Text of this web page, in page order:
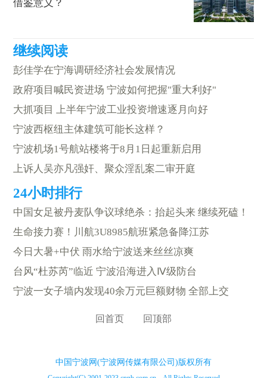
借鉴意义？
彭佳学在宁海调研经济社会发展情况
政府项目喊民资进场 宁波如何把握"重大利好"
大抓项目 上半年宁波工业投资增速逐月向好
宁波西枢纽主体建筑可能长这样？
宁波机场1号航站楼将于8月1日起重新启用
上诉人吴亦凡强奸、聚众淫乱案二审开庭
中国女足被丹麦队争议球绝杀：抬起头来 继续死磕！
生命接力赛！川航3U8985航班紧急备降江苏
今日大暑+中伏 雨水给宁波送来丝丝凉爽
台风“杜苏芮”临近 宁波沿海进入Ⅳ级防台
宁波一女子墙内发现40余万元巨额财物 全部上交
回首页 回顶部
中国宁波网(宁波网传媒有限公司)版权所有